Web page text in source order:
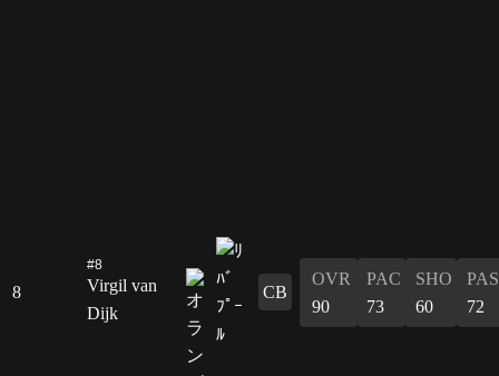
8
#8
Virgil van
Dijk
CB
OVR
90
PAC
73
SHO
60
PAS
72